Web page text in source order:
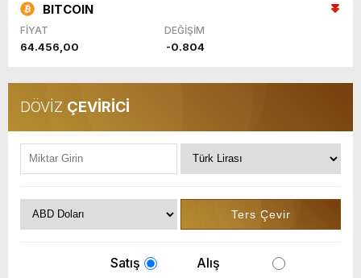
BITCOIN
FİYAT DEĞİŞİM
64.456,00 -0.804
DÖVİZ ÇEVİRİCİ
Satış Alış